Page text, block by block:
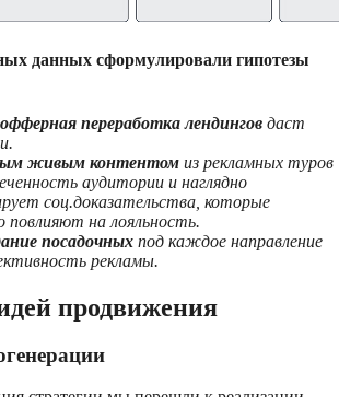
данных сформулировали гипотезы
переработка лендингов даст
живым контентом из рекламных туров
аудитории и наглядно
соц.доказательства, которые
на лояльность.
посадочных под каждое направление
рекламы.
продвижения